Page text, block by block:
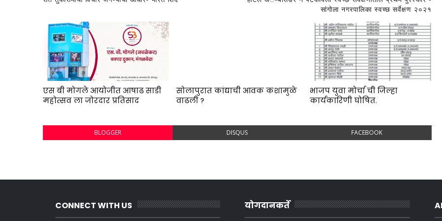
सांगोला नगरपालिका स्वच्छ सर्वेक्षण २०२१
एस बी मोगले आयोजीत आषाढ साडी
महोत्सव ला जोरदार प्रतिसाद
सोलापुरात कांद्याची आवक कशामुळे
वाढली ?
भाजप युवा मोर्चा ची जिल्हा
कार्यकारिणी घोषित.
BLOGGER DISQUS FACEBOOK
CONNECT WITH US योगदानकर्ते